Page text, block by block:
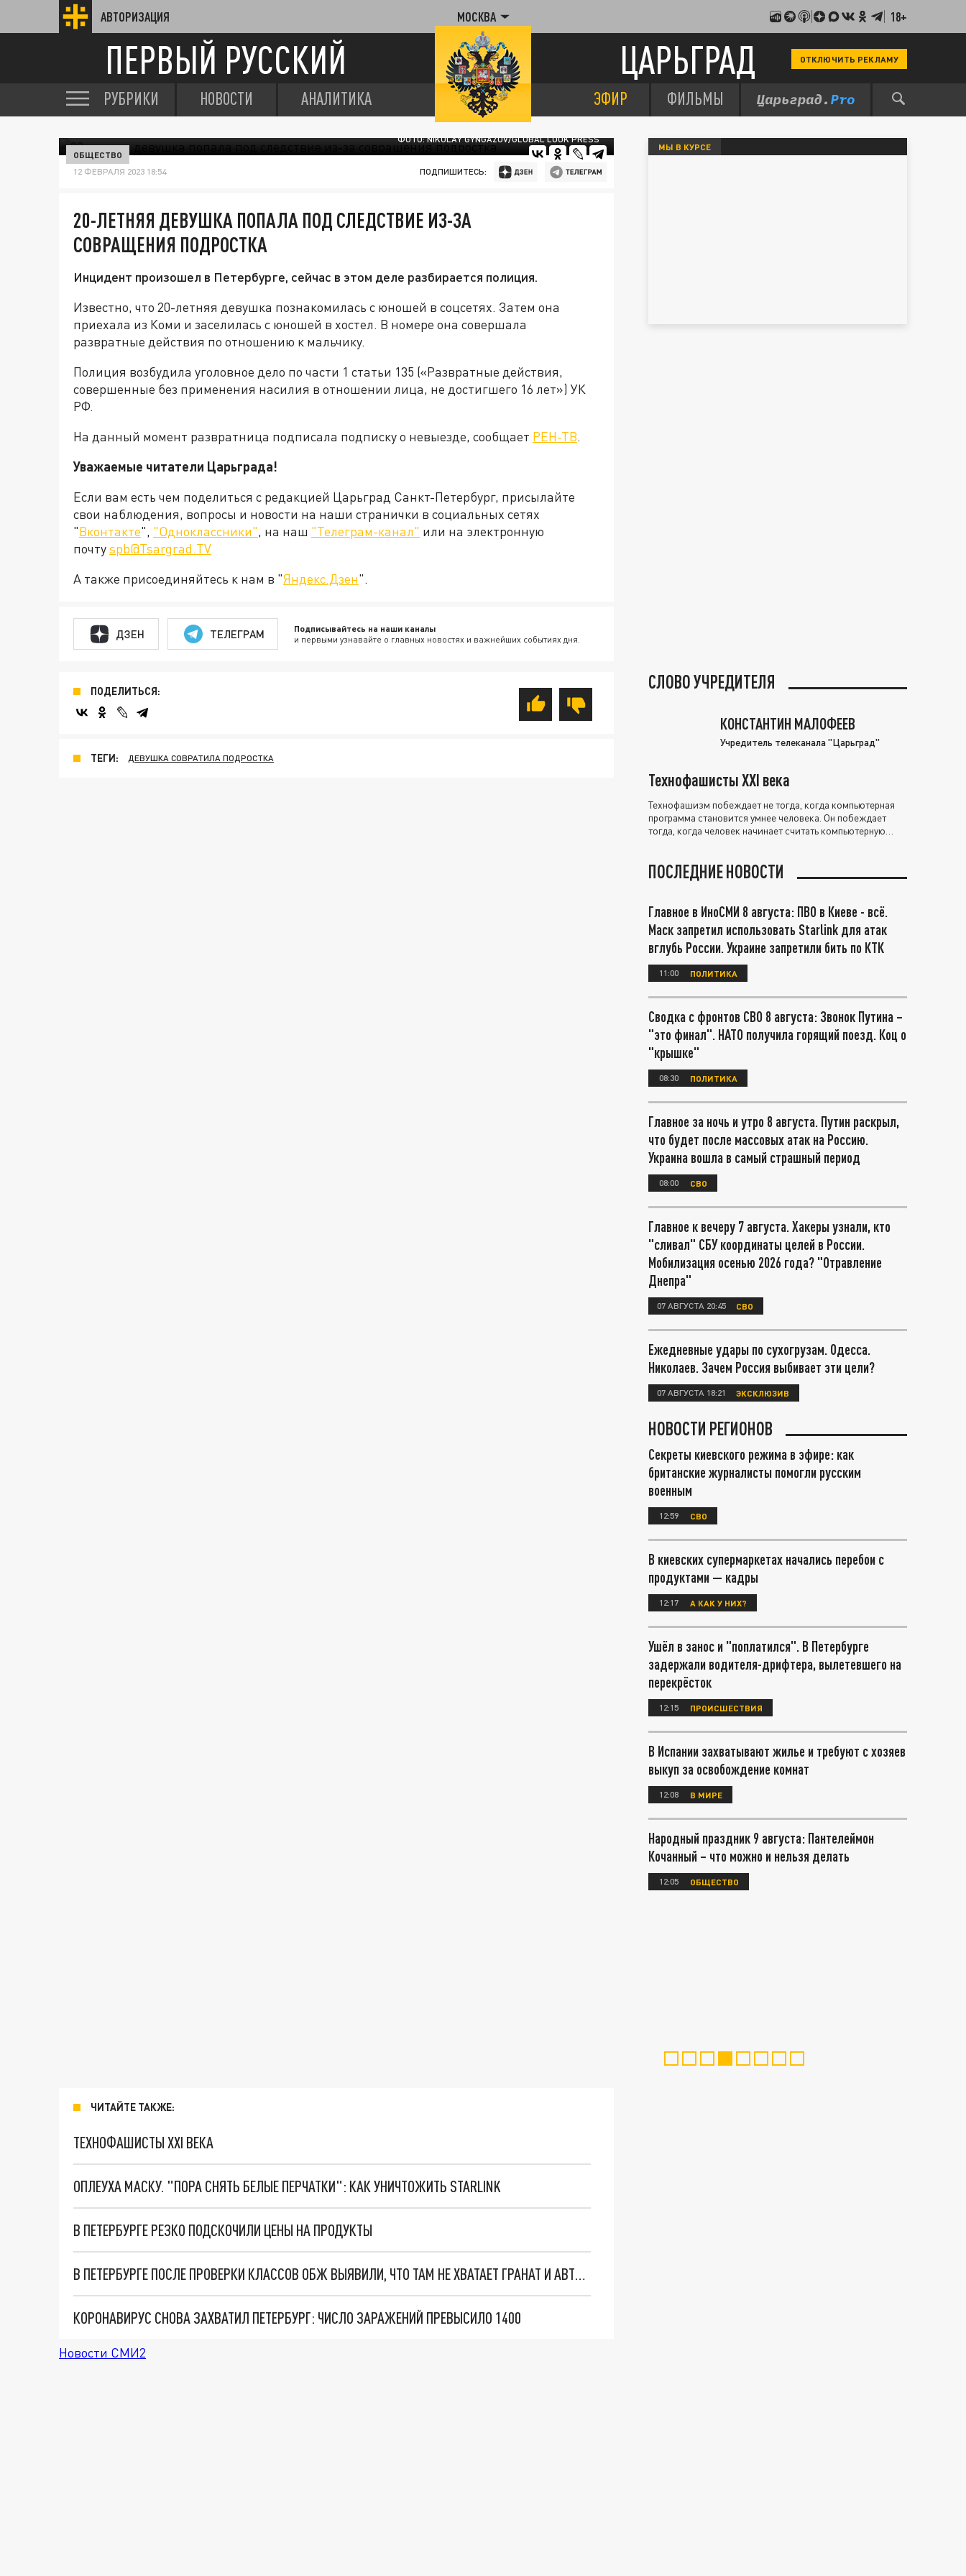
АВТОРИЗАЦИЯ МОСКВА 18+
ПЕРВЫЙ РУССКИЙ ЦАРЬГРАД ОТКЛЮЧИТЬ РЕКЛАМУ
РУБРИКИ НОВОСТИ АНАЛИТИКА ЭФИР ФИЛЬМЫ
ФОТО: NIKOLAY GYNGAZOV/GLOBAL LOOK PRESS
ОБЩЕСТВО
12 ФЕВРАЛЯ 2023 18:54 ПОДПИШИТЕСЬ:
20-ЛЕТНЯЯ ДЕВУШКА ПОПАЛА ПОД СЛЕДСТВИЕ ИЗ-ЗА
СОВРАЩЕНИЯ ПОДРОСТКА
Инцидент произошел в Петербурге, сейчас в этом деле разбирается полиция.
Известно, что 20-летняя девушка познакомилась с юношей в соцсетях. Затем она
приехала из Коми и заселилась с юношей в хостел. В номере она совершала
развратные действия по отношению к мальчику.
Полиция возбудила уголовное дело по части 1 статьи 135 («Развратные действия,
совершенные без применения насилия в отношении лица, не достигшего 16 лет») УК
РФ.
На данный момент развратница подписала подписку о невыезде, сообщает РЕН-ТВ.
Уважаемые читатели Царьграда!
Если вам есть чем поделиться с редакцией Царьград Санкт-Петербург, присылайте
свои наблюдения, вопросы и новости на наши странички в социальных сетях
"Вконтакте", "Одноклассники", на наш "Телеграм-канал" или на электронную
почтуspb@Tsargrad.TV
А также присоединяйтесь к нам в "Яндекс.Дзен".
ДЗЕН ТЕЛЕГРАМ Подписывайтесь на наши каналы
и первыми узнавайте о главных новостях и важнейших событиях дня.
ПОДЕЛИТЬСЯ:
ТЕГИ: ДЕВУШКА СОВРАТИЛА ПОДРОСТКА
ЧИТАЙТЕ ТАКЖЕ:
ТЕХНОФАШИСТЫ XXI ВЕКА
ОПЛЕУХА МАСКУ. "ПОРА СНЯТЬ БЕЛЫЕ ПЕРЧАТКИ": КАК УНИЧТОЖИТЬ STARLINK
В ПЕТЕРБУРГЕ РЕЗКО ПОДСКОЧИЛИ ЦЕНЫ НА ПРОДУКТЫ
В ПЕТЕРБУРГЕ ПОСЛЕ ПРОВЕРКИ КЛАССОВ ОБЖ ВЫЯВИЛИ, ЧТО ТАМ НЕ ХВАТАЕТ ГРАНАТ И АВТОМАТОВ
КОРОНАВИРУС СНОВА ЗАХВАТИЛ ПЕТЕРБУРГ: ЧИСЛО ЗАРАЖЕНИЙ ПРЕВЫСИЛО 1400
Новости СМИ2
МЫ В КУРСЕ
СЛОВО УЧРЕДИТЕЛЯ
КОНСТАНТИН МАЛОФЕЕВ
Учредитель телеканала "Царьград"
Технофашисты XXI века
Технофашизм побеждает не тогда, когда компьютерная
программа становится умнее человека. Он побеждает
тогда, когда человек начинает считать компьютерную
ПОСЛЕДНИЕ НОВОСТИ
Главное в ИноСМИ 8 августа: ПВО в Киеве - всё.
Маск запретил использовать Starlink для атак
вглубь России. Украине запретили бить по КТК
11:00 ПОЛИТИКА
Сводка с фронтов СВО 8 августа: Звонок Путина –
"это финал". НАТО получила горящий поезд. Коц о
"крышке"
08:30 ПОЛИТИКА
Главное за ночь и утро 8 августа. Путин раскрыл,
что будет после массовых атак на Россию.
Украина вошла в самый страшный период
08:00 СВО
Главное к вечеру 7 августа. Хакеры узнали, кто
"сливал" СБУ координаты целей в России.
Мобилизация осенью 2026 года? "Отравление
Днепра"
07 АВГУСТА 20:45 СВО
Ежедневные удары по сухогрузам. Одесса.
Николаев. Зачем Россия выбивает эти цели?
07 АВГУСТА 18:21 ЭКСКЛЮЗИВ
НОВОСТИ РЕГИОНОВ
Секреты киевского режима в эфире: как
британские журналисты помогли русским
военным
12:59 СВО
В киевских супермаркетах начались перебои с
продуктами — кадры
12:17 А КАК У НИХ?
Ушёл в занос и "поплатился". В Петербурге
задержали водителя-дрифтера, вылетевшего на
перекрёсток
12:15 ПРОИСШЕСТВИЯ
В Испании захватывают жилье и требуют с хозяев
выкуп за освобождение комнат
12:08 В МИРЕ
Народный праздник 9 августа: Пантелеймон
Кочанный – что можно и нельзя делать
12:05 ОБЩЕСТВО